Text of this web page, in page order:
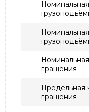
Номинальная
вращения
Предельная
вращения